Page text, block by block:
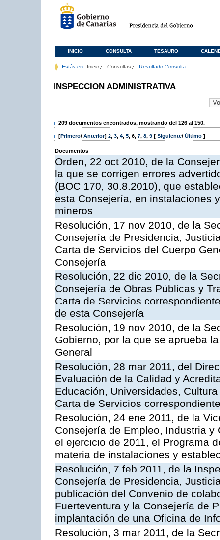
INICIO CONSULTA TESAURO
Estás en: Inicio Consultas Resultado Consulta
INSPECCION ADMINISTRATIVA
209 documentos encontrados, mostrando del 126 al 150.
[Primero/ Anterior] 2, 3, 4, 5, 6, 7, 8, 9 [ Siguiente/ Último ]
Documentos
Orden, 22 oct 2010, de la
la que se corrigen errores
(BOC 170, 30.8.2010), que
esta Consejería, en instalaciones
mineros
Resolución, 17 nov 2010, de la
Consejería de Presidencia,
Carta de Servicios del Cuerpo
Consejería
Resolución, 22 dic 2010, de la
Consejería de Obras Públicas y
Carta de Servicios
de esta Consejería
Resolución, 19 nov 2010, de la
Gobierno, por la que se aprueba
General
Resolución, 28 mar 2011, del
Evaluación de la Calidad y
Educación, Universidades,
Carta de Servicios
Resolución, 24 ene 2011, de la
Consejería de Empleo, Industria
el ejercicio de 2011, el Programa
materia de instalaciones y
Resolución, 7 feb 2011, de la
Consejería de Presidencia,
publicación del Convenio de
Fuerteventura y la Consejería de
implantación de una Oficina de
Resolución, 3 mar 2011, de la